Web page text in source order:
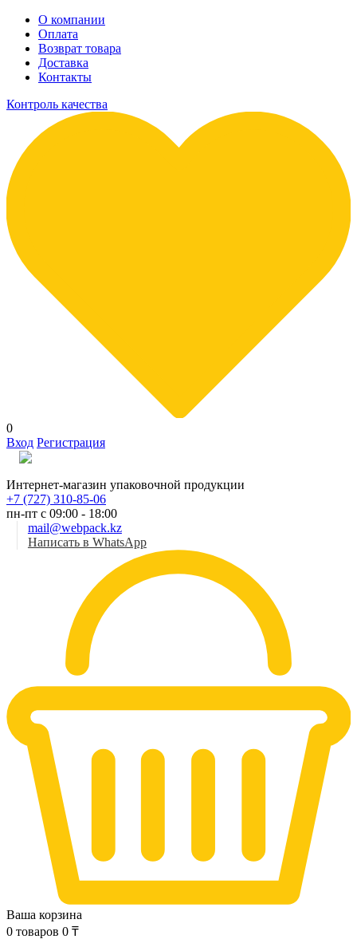
О компании
Оплата
Возврат товара
Доставка
Контакты
Контроль качества
0
Вход Регистрация
Интернет-магазин упаковочной продукции
+7 (727) 310-85-06
пн-пт с 09:00 - 18:00
mail@webpack.kz
Написать в WhatsApp
Ваша корзина
0 товаров 0 ₸